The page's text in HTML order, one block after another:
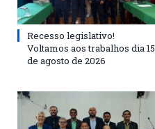
Recesso legislativo!
Voltamos aos trabalhos dia 15
de agosto de 2026